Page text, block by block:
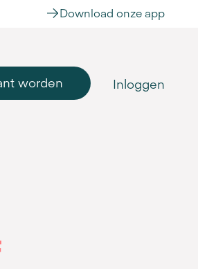
Download onze app
worden Inloggen